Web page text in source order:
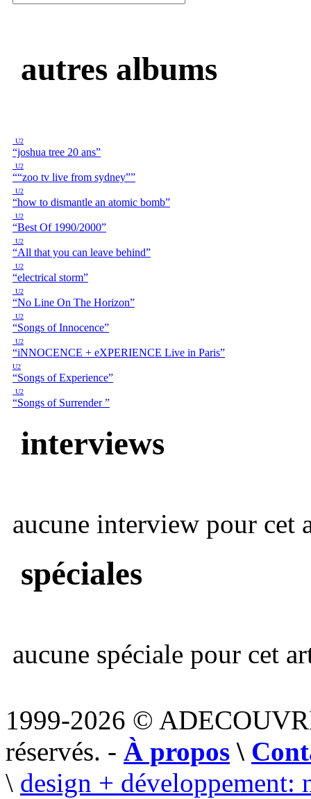
autres albums
U2
“joshua tree 20 ans”
U2
““zoo tv live from sydney””
U2
“how to dismantle an atomic bomb”
U2
“Best Of 1990/2000”
U2
“All that you can leave behind”
U2
“electrical storm”
U2
“No Line On The Horizon”
U2
“Songs of Innocence”
U2
“iNNOCENCE + eXPERIENCE Live in Paris”
U2
“Songs of Experience”
U2
“Songs of Surrender ”
interviews
aucune interview pour cet
spéciales
aucune spéciale pour cet
1999-2026 ©
réservés. - À propos \
\ design + développement: